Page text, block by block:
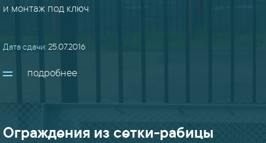
и монтаж под ключ
Дата сдачи:25.07.2016
подробнее
Ограждения из сетки-рабицы